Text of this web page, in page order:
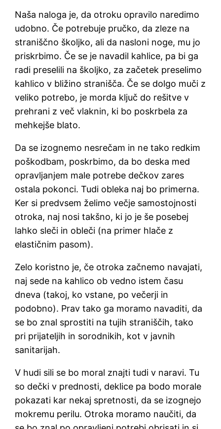
Naša naloga je, da otroku opravilo naredimo
udobno. Če potrebuje pručko, da zleze na
straniščno školjko, ali da nasloni noge, mu jo
priskrbimo. Če se je navadil kahlice, pa bi ga
radi preselili na školjko, za začetek preselimo
kahlico v bližino stranišča. Če se dolgo muči z
veliko potrebo, je morda ključ do rešitve v
prehrani z več vlaknin, ki bo poskrbela za
mehkejše blato.
Da se izognemo nesrečam in ne tako redkim
poškodbam, poskrbimo, da bo deska med
opravljanjem male potrebe dečkov zares
ostala pokonci. Tudi obleka naj bo primerna.
Ker si predvsem želimo večje samostojnosti
otroka, naj nosi takšno, ki jo je še posebej
lahko sleči in obleči (na primer hlače z
elastičnim pasom).
Zelo koristno je, če otroka začnemo navajati,
naj sede na kahlico ob vedno istem času
dneva (takoj, ko vstane, po večerji in
podobno). Prav tako ga moramo navaditi, da
se bo znal sprostiti na tujih straniščih, tako
pri prijateljih in sorodnikih, kot v javnih
sanitarijah.
V hudi sili se bo moral znajti tudi v naravi. Tu
so dečki v prednosti, deklice pa bodo morale
pokazati kar nekaj spretnosti, da se izognejo
mokremu perilu. Otroka moramo naučiti, da